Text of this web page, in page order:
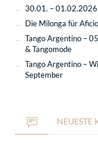
30.01. – 01.02.2026
Die Milonga für
Tango Argentino –
& Tangomode
Tango Argentino –
September
NEUESTE